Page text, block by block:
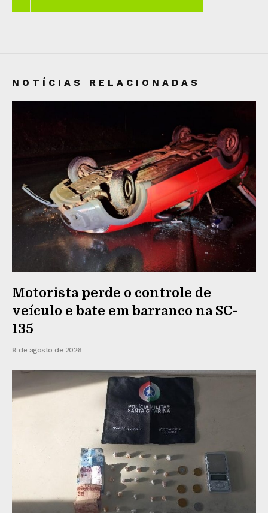
NOTÍCIAS RELACIONADAS
Motorista perde o controle de
veículo e bate em barranco na SC-
135
9 de agosto de 2026